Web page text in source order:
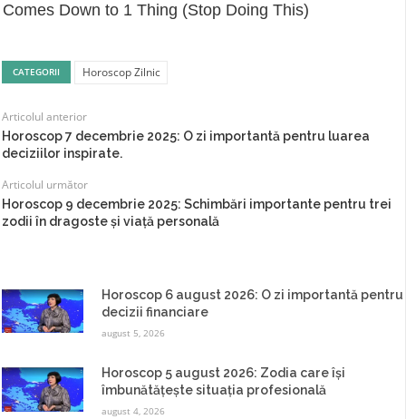
Comes Down to 1 Thing (Stop Doing This)
CATEGORII Horoscop Zilnic
Articolul anterior
Horoscop 7 decembrie 2025: O zi importantă pentru luarea
deciziilor inspirate.
Articolul următor
Horoscop 9 decembrie 2025: Schimbări importante pentru trei
zodii în dragoste și viață personală
Horoscop 6 august 2026: O zi importantă pentru
decizii financiare
august 5, 2026
Horoscop 5 august 2026: Zodia care își
îmbunătățește situația profesională
august 4, 2026